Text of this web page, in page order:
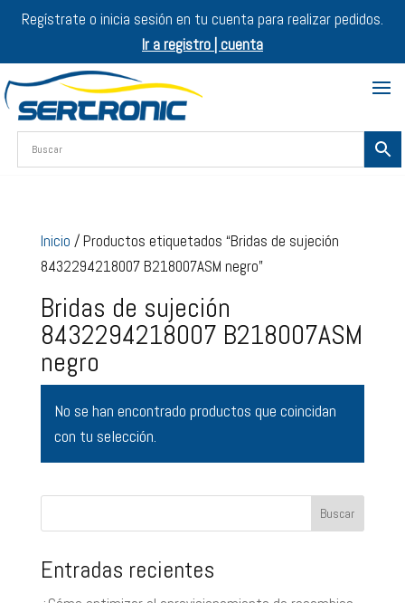
Regístrate o inicia sesión en tu cuenta para realizar pedidos.
Ir a registro | cuenta
Inicio / Productos etiquetados “Bridas de sujeción
8432294218007 B218007ASM negro”
Bridas de sujeción
8432294218007 B218007ASM
negro
No se han encontrado productos que coincidan
con tu selección.
Buscar
Entradas recientes